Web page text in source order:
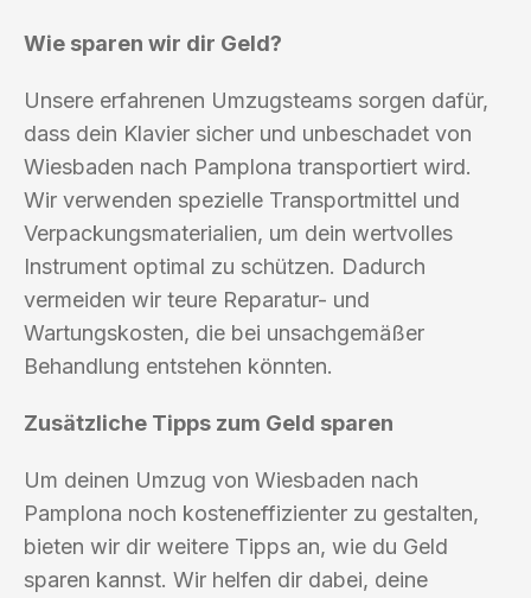
Wie sparen wir dir Geld?
Unsere erfahrenen Umzugsteams sorgen dafür,
dass dein Klavier sicher und unbeschadet von
Wiesbaden nach Pamplona transportiert wird.
Wir verwenden spezielle Transportmittel und
Verpackungsmaterialien, um dein wertvolles
Instrument optimal zu schützen. Dadurch
vermeiden wir teure Reparatur- und
Wartungskosten, die bei unsachgemäßer
Behandlung entstehen könnten.
Zusätzliche Tipps zum Geld sparen
Um deinen Umzug von Wiesbaden nach
Pamplona noch kosteneffizienter zu gestalten,
bieten wir dir weitere Tipps an, wie du Geld
sparen kannst. Wir helfen dir dabei, deine